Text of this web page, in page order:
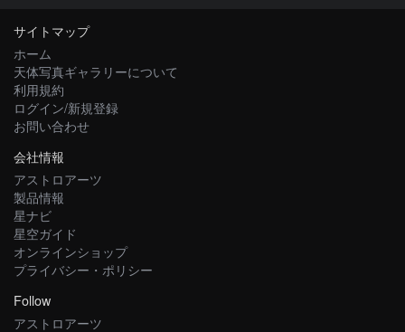
サイトマップ
ホーム
天体写真ギャラリーについて
利用規約
ログイン/新規登録
お問い合わせ
会社情報
アストロアーツ
製品情報
星ナビ
星空ガイド
オンラインショップ
プライバシー・ポリシー
Follow
アストロアーツ